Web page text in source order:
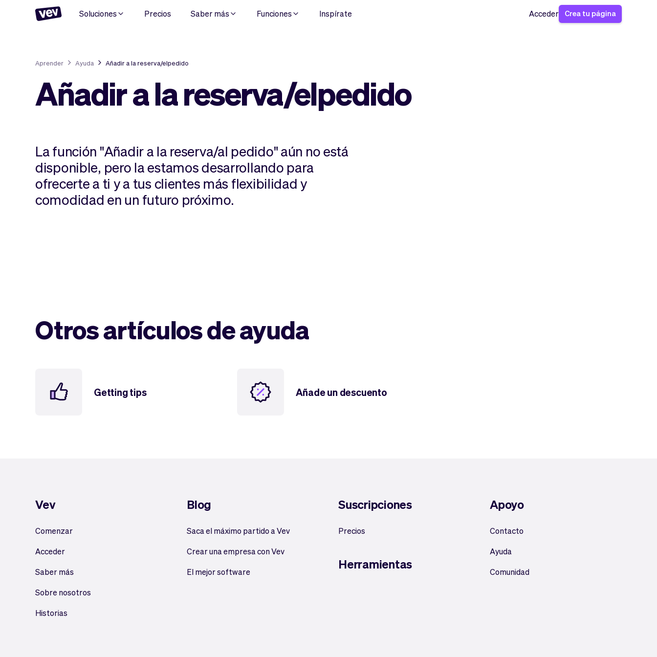
Soluciones Precios Saber más Funciones Inspírate Acceder Crea tu página
Aprender Ayuda Añadir a la reserva/elpedido
Añadir a la reserva/elpedido
La función "Añadir a la reserva/al pedido" aún no está
disponible, pero la estamos desarrollando para
ofrecerte a ti y a tus clientes más flexibilidad y
comodidad en un futuro próximo.
Otros artículos de ayuda
Getting tips Añade un descuento
Vev
Comenzar
Acceder
Saber más
Sobre nosotros
Historias
Blog
Saca el máximo partido a Vev
Crear una empresa con Vev
El mejor software
Suscripciones
Precios
Herramientas
Apoyo
Contacto
Ayuda
Comunidad